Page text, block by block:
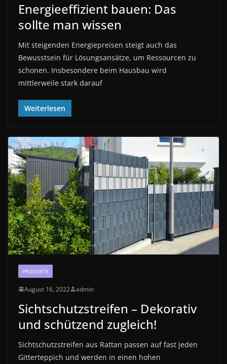
Energieeffizient bauen: Das
sollte man wissen
Mit steigenden Energiepreisen steigt auch das
Bewusstsein für Lösungsansätze, um Ressourcen zu
schonen. Insbesondere beim Hausbau wird
mittlerweile stark darauf
Weiterlesen
PRODUKTE
August 16, 2022 admin
Sichtschutzstreifen – Dekorativ
und schützend zugleich!
Sichtschutzstreifen aus Rattan passen auf fast jeden
Gitterteppich und werden in einen hohen